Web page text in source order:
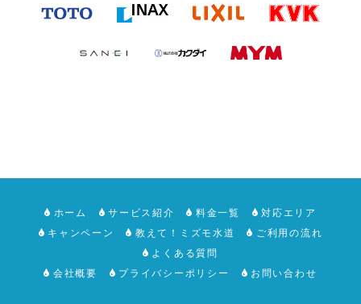
ホーム サービス紹介 料金一覧
対応エリア
キャンペーン
教えて！ミズモ水道
ご利用の流れ
よくある質問
会社概要
プライバシーポリシー お問い合わせ